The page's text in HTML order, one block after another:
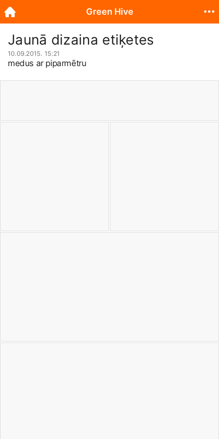
Jaunā dizaina etiķetes
10.09.2015. 15:21
medus ar piparmētru
Green Hive